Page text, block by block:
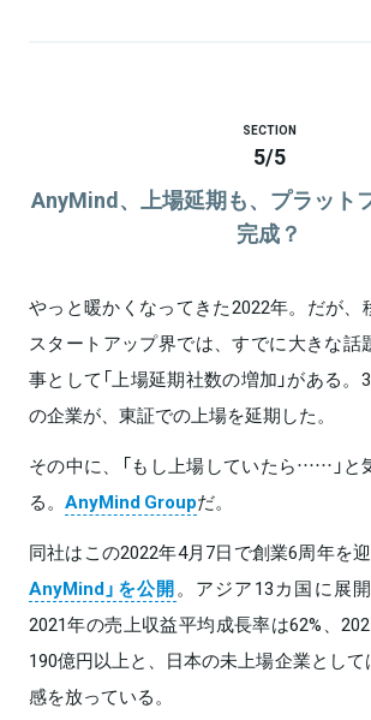
SECTION
5/5
AnyMind、上場延期も、プラット
完成？
やっと暖かくなってきた2022年。だが、
スタートアップ界では、すでに大きな話
事として「上場延期社数の増加」がある
の企業が、東証での上場を延期した。
その中に、「もし上場していたら……」と
る。 AnyMind Groupだ。
同社はこの2022年4月7日で創業6周年を迎
AnyMind」を公開。アジア13カ国に展
2021年の売上収益平均成長率は62%、
190億円以上と、日本の未上場企業とし
感を放っている。